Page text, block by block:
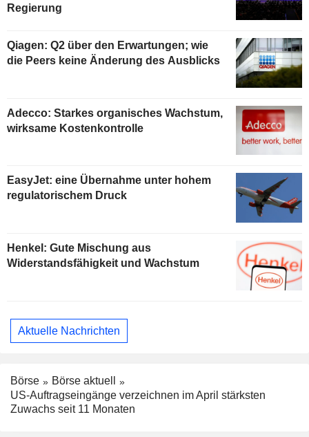
Regierung
Qiagen: Q2 über den Erwartungen; wie
die Peers keine Änderung des Ausblicks
Adecco: Starkes organisches Wachstum,
wirksame Kostenkontrolle
EasyJet: eine Übernahme unter hohem
regulatorischem Druck
Henkel: Gute Mischung aus
Widerstandsfähigkeit und Wachstum
Aktuelle Nachrichten
Börse
Börse aktuell
US-Auftragseingänge verzeichnen im April stärksten
Zuwachs seit 11 Monaten